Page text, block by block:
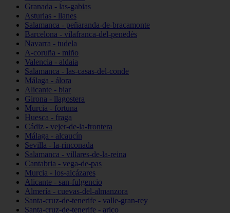
Granada - las-gabias
Asturias - llanes
Salamanca - peñaranda-de-bracamonte
Barcelona - vilafranca-del-penedès
Navarra - tudela
A-coruña - miño
Valencia - aldaia
Salamanca - las-casas-del-conde
Málaga - álora
Alicante - biar
Girona - llagostera
Murcia - fortuna
Huesca - fraga
Cádiz - vejer-de-la-frontera
Málaga - alcaucín
Sevilla - la-rinconada
Salamanca - villares-de-la-reina
Cantabria - vega-de-pas
Murcia - los-alcázares
Alicante - san-fulgencio
Almería - cuevas-del-almanzora
Santa-cruz-de-tenerife - valle-gran-rey
Santa-cruz-de-tenerife - arico